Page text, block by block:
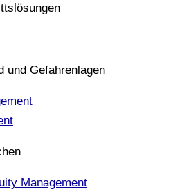
und Gefahrenlagen
Management